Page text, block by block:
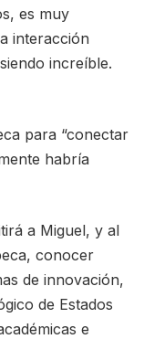
es muy
interacción
increíble.
para “conectar
habría
a Miguel, y al
conocer
de innovación,
de Estados
e